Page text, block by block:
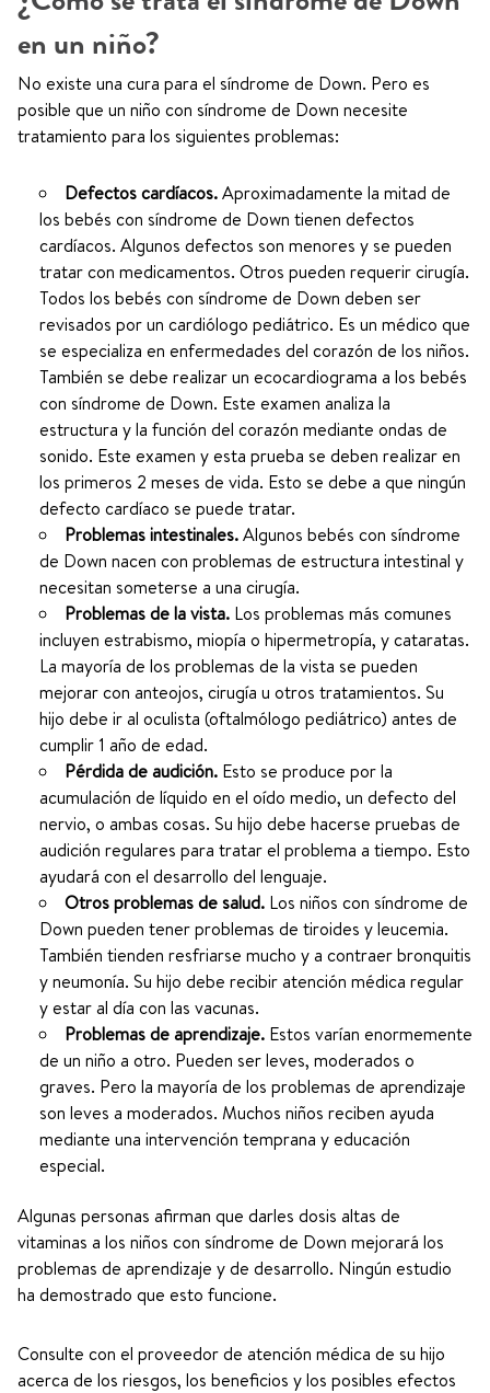
en un niño?
No existe una cura para el síndrome de Down. Pero es
posible que un niño con síndrome de Down necesite
tratamiento para los siguientes problemas:
Defectos cardíacos.Aproximadamente la mitad de
los bebés con síndrome de Down tienen defectos
cardíacos. Algunos defectos son menores y se pueden
tratar con medicamentos. Otros pueden requerir cirugía.
Todos los bebés con síndrome de Down deben ser
revisados por un cardiólogo pediátrico. Es un médico que
se especializa en enfermedades del corazón de los niños.
También se debe realizar un ecocardiograma a los bebés
con síndrome de Down. Este examen analiza la
estructura y la función del corazón mediante ondas de
sonido. Este examen y esta prueba se deben realizar en
los primeros 2 meses de vida. Esto se debe a que ningún
defecto cardíaco se puede tratar.
Problemas intestinales.Algunos bebés con síndrome
de Down nacen con problemas de estructura intestinal y
necesitan someterse a una cirugía.
Problemas de la vista. Los problemas más comunes
incluyen estrabismo, miopía o hipermetropía, y cataratas.
La mayoría de los problemas de la vista se pueden
mejorar con anteojos, cirugía u otros tratamientos. Su
hijo debe ir al oculista (oftalmólogo pediátrico) antes de
cumplir 1 año de edad.
Pérdida de audición. Esto se produce por la
acumulación de líquido en el oído medio, un defecto del
nervio, o ambas cosas. Su hijo debe hacerse pruebas de
audición regulares para tratar el problema a tiempo. Esto
ayudará con el desarrollo del lenguaje.
Otros problemas de salud. Los niños con síndrome de
Down pueden tener problemas de tiroides y leucemia.
También tienden resfriarse mucho y a contraer bronquitis
y neumonía. Su hijo debe recibir atención médica regular
y estar al día con las vacunas.
Problemas de aprendizaje. Estos varían enormemente
de un niño a otro. Pueden ser leves, moderados o
graves. Pero la mayoría de los problemas de aprendizaje
son leves a moderados. Muchos niños reciben ayuda
mediante una intervención temprana y educación
especial.
Algunas personas afirman que darles dosis altas de
vitaminas a los niños con síndrome de Down mejorará los
problemas de aprendizaje y de desarrollo. Ningún estudio
ha demostrado que esto funcione.
Consulte con el proveedor de atención médica de su hijo
acerca de los riesgos, los beneficios y los posibles efectos